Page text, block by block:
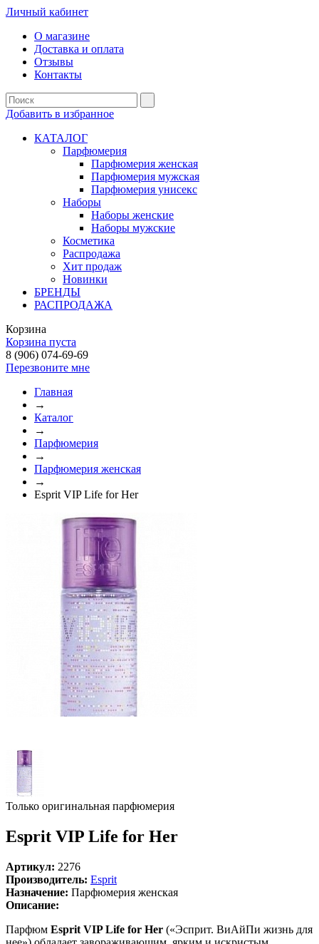
Личный кабинет
О магазине
Доставка и оплата
Отзывы
Контакты
Добавить в избранное
КАТАЛОГ
Парфюмерия
Парфюмерия женская
Парфюмерия мужская
Парфюмерия унисекс
Наборы
Наборы женские
Наборы мужские
Косметика
Распродажа
Хит продаж
Новинки
БРЕНДЫ
РАСПРОДАЖА
Корзина
Корзина пуста
8 (906) 074-69-69
Перезвоните мне
Главная
→
Каталог
→
Парфюмерия
→
Парфюмерия женская
→
Esprit VIP Life for Her
Только оригинальная парфюмерия
Esprit VIP Life for Her
Артикул: 2276
Производитель: Esprit
Назначение: Парфюмерия женская
Описание:
Парфюм Esprit VIP Life for Her («Эсприт. ВиАйПи жизнь для